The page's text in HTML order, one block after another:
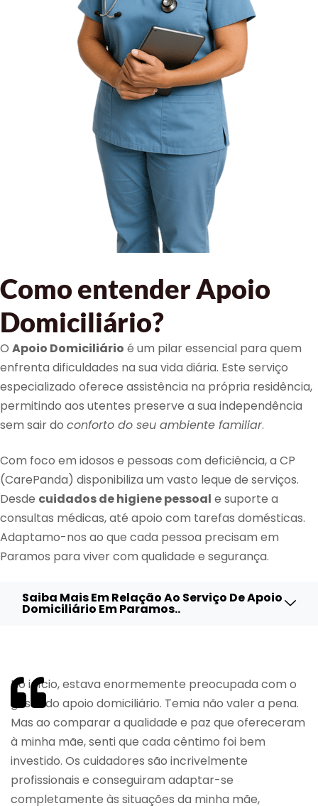
Como entender Apoio
Domiciliário?
O Apoio Domiciliário é um pilar essencial para quem
enfrenta dificuldades na sua vida diária. Este serviço
especializado oferece assistência na própria residência,
permitindo aos utentes preserve a sua independência
sem sair do conforto do seu ambiente familiar.
Com foco em idosos e pessoas com deficiência, a CP
(CarePanda) disponibiliza um vasto leque de serviços.
Desde cuidados de higiene pessoal e suporte a
consultas médicas, até apoio com tarefas domésticas.
Adaptamo-nos ao que cada pessoa precisam em
Paramos para viver com qualidade e segurança.
Saiba Mais Em Relação Ao Serviço De Apoio
Domiciliário Em Paramos..
No início, estava enormemente preocupada com o
gasto do apoio domiciliário. Temia não valer a pena.
Mas ao comparar a qualidade e paz que ofereceram
à minha mãe, senti que cada cêntimo foi bem
investido. Os cuidadores são incrivelmente
profissionais e conseguiram adaptar-se
completamente às situações da minha mãe,